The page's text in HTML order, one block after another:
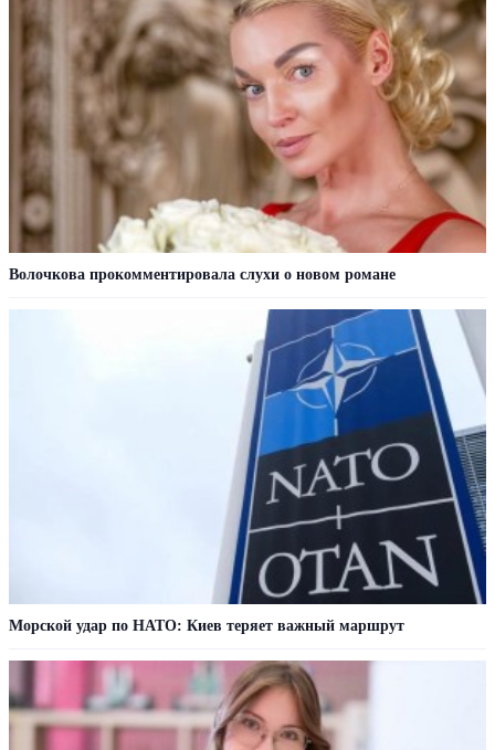
Волочкова прокомментировала слухи о новом романе
Морской удар по НАТО: Киев теряет важный маршрут